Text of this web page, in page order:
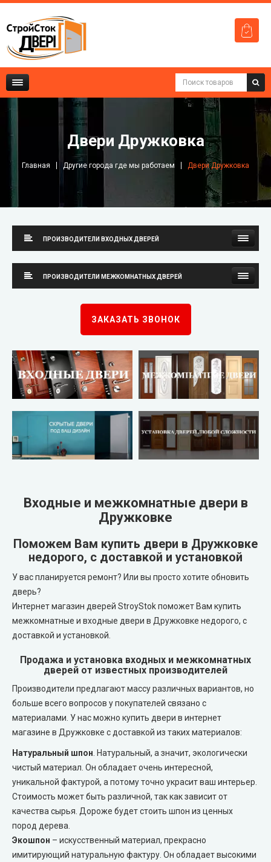
Двери Дружковка
Главная Другие города где мы работаем Двери Дружковка
ПРОИЗВОДИТЕЛИ ВХОДНЫХ ДВЕРЕЙ
Стильные Двери
Arma (Арма)
STRAJ (Страж)
Qdoors (Кью Дорс)
FORT (Форт)
Very Dveri (Вери Двери)
REDFORT (Редфорт)
Abwehr (Абвер)
Министерство Дверей
BEREZ (Берез)
MAGDA (Магда)
ARTIZ (Артиз)
Противопожарные двери
Технические двери
ПРОИЗВОДИТЕЛИ МЕЖКОМНАТНЫХ ДВЕРЕЙ
Neman (Неман)
New Style (Новый Стиль)
Омис
KORFAD (Корфад)
Korfad Express (Корфад Экспресс)
Korfad Excellence (краска)
Papa Carlo (Папа Карло)
LEADOR (Леадор)
Leador Express (Леадор Экспресс)
Leador Gloss
Статус (Status Doors)
Стильные Двери
StilDoors (СтилДорс)
Двери скрытого монтажа
ЗАКАЗАТЬ ЗВОНОК
Входные и межкомнатные двери в
Дружковке
Поможем Вам купить двери в Дружковке
недорого, с доставкой и установкой
У вас планируется ремонт? Или вы просто хотите обновить
дверь?
Интернет магазин дверей StroyStok поможет Вам купить
межкомнатные и входные двери в Дружковке недорого, с
доставкой и установкой.
Продажа и установка входных и межкомнатных
дверей от известных производителей
Производители предлагают массу различных вариантов, но
больше всего вопросов у покупателей связано с
материалами. У нас можно купить двери в интернет
магазине в Дружковке с доставкой из таких материалов:
Натуральный шпон . Натуральный, а значит, экологически
чистый материал. Он обладает очень интересной,
уникальной фактурой, а потому точно украсит ваш интерьер.
Стоимость может быть различной, так как зависит от
качества сырья. Дороже будет стоить шпон из ценных
пород дерева.
Экошпон – искусственный материал, прекрасно
имитирующий натуральную фактуру. Он обладает высокими